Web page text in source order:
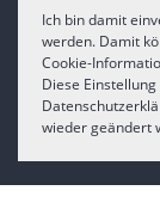
Ich bin damit
werden. Damit
Cookie-
Diese
wieder geändert